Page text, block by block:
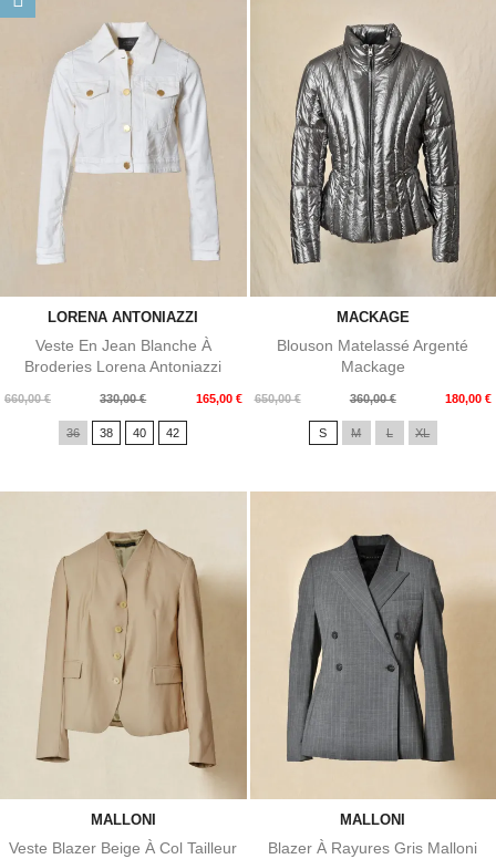
LORENA ANTONIAZZI
Veste En Jean Blanche À
Broderies Lorena Antoniazzi
660,00 €
Prix
330,00 € 165,00 €
Prix
36 38 40 42
MACKAGE
Blouson Matelassé Argenté
Mackage
650,00 €
Prix
360,00 € 180,00 €
Prix
S M L XL
MALLONI
Veste Blazer Beige À Col Tailleur
MALLONI
Blazer À Rayures Gris Malloni